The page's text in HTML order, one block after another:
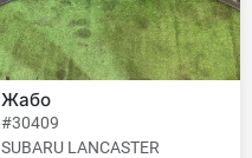
Жабо
#30409
SUBARU LANCASTER